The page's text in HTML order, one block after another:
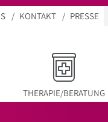
KONTAKT PRESSE
THERAPIE/BERATUNG